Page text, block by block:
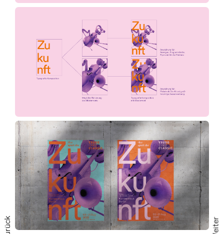
Zurück Weiter